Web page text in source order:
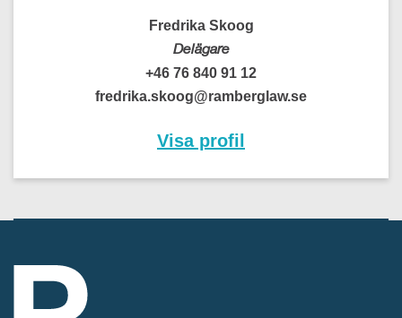
Fredrika Skoog
Delägare
+46 76 840 91 12
fredrika.skoog@ramberglaw.se
Visa profil